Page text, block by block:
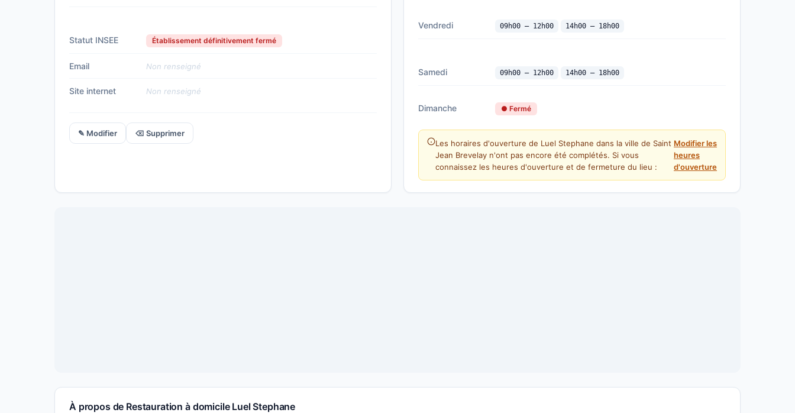
Statut INSEE Établissement définitivement fermé
Email Non renseigné
Site internet Non renseigné
✎ Modifier ⌫ Supprimer
Vendredi 09h00 — 12h00 14h00 — 18h00
Samedi 09h00 — 12h00 14h00 — 18h00
Dimanche ● Fermé
Les horaires d'ouverture de Luel Stephane dans la ville de Saint
Jean Brevelay n'ont pas encore été complétés. Si vous
connaissez les heures d'ouverture et de fermeture du lieu :
Modifier les
heures
d'ouverture
À propos de Restauration à domicile Luel Stephane